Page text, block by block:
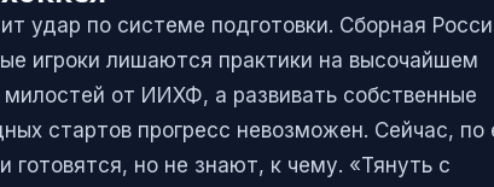
удар по системе подготовки. Сборная
игроки лишаются практики на высочайшем
от ИИХФ, а развивать собственные
стартов прогресс невозможен. Сейчас, по
но не знают, к чему. «Тянуть с